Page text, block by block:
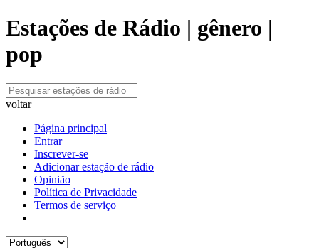
Estações de Rádio | gênero |
pop
voltar
Página principal
Entrar
Inscrever-se
Adicionar estação de rádio
Opinião
Política de Privacidade
Termos de serviço